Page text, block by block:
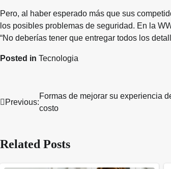
Pero, al haber esperado más que sus
los posibles problemas de seguridad. En la
“No deberías tener que entregar todos los
Posted in Tecnologia
Post
Previous:
Formas de mejorar su experiencia
costo
Related Posts